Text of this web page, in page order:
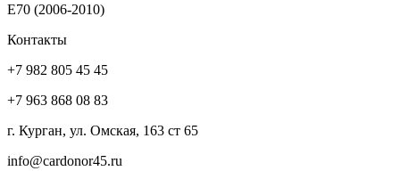
E70 (2006-2010)
Контакты
+7 982 805 45 45
+7 963 868 08 83
г. Курган, ул. Омская, 163 ст 65
info@cardonor45.ru